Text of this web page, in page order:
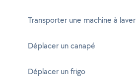
Transporter une machine à laver
Déplacer un canapé
Déplacer un frigo